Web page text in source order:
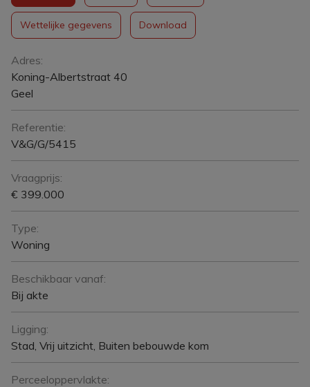
Wettelijke gegevens Download
Algemeen
Adres:
Koning-Albertstraat 40
Geel
Referentie:
V&G/G/5415
Vraagprijs:
€ 399.000
Type:
Woning
Beschikbaar vanaf:
Bij akte
Ligging:
Stad, Vrij uitzicht, Buiten bebouwde kom
Perceeloppervlakte: